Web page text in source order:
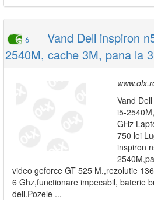
6
Vand Dell inspiron
2540M, cache 3M, pana la
Vand
i5-
GHz
750 lei
inspiron
video geforce GT 525 M.,rezolutie
6 Ghz,functionare impecabil, baterie
dell.Pozele ...